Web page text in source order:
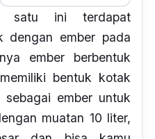
satu ini terdapat
dengan ember pada
ember berbentuk
bentuk kotak
ember untuk
muatan 10 liter,